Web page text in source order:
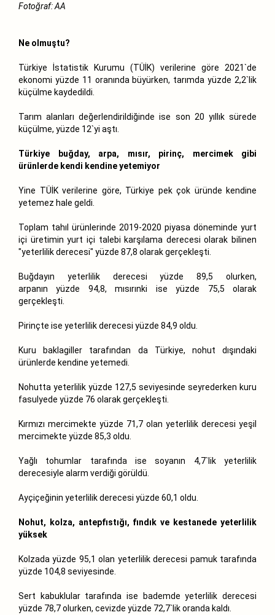
Fotoğraf: AA
Ne olmuştu?
Türkiye İstatistik Kurumu (TÜİK) verilerine göre 2021`de
ekonomi yüzde 11 oranında büyürken, tarımda yüzde 2,2`lik
küçülme kaydedildi.
Tarım alanları değerlendirildiğinde ise son 20 yıllık sürede
küçülme, yüzde 12`yi aştı.
Türkiye buğday, arpa, mısır, pirinç, mercimek gibi
ürünlerde kendi kendine yetemiyor
Yine TÜİK verilerine göre, Türkiye pek çok üründe kendine
yetemez hale geldi.
Toplam tahıl ürünlerinde 2019-2020 piyasa döneminde yurt
içi üretimin yurt içi talebi karşılama derecesi olarak bilinen
"yeterlilik derecesi" yüzde 87,8 olarak gerçekleşti.
Buğdayın yeterlilik derecesi yüzde 89,5 olurken,
arpanın yüzde 94,8, mısırınki ise yüzde 75,5 olarak
gerçekleşti.
Pirinçte ise yeterlilik derecesi yüzde 84,9 oldu.
Kuru baklagiller tarafından da Türkiye, nohut dışındaki
ürünlerde kendine yetemedi.
Nohutta yeterlilik yüzde 127,5 seviyesinde seyrederken kuru
fasulyede yüzde 76 olarak gerçekleşti.
Kırmızı mercimekte yüzde 71,7 olan yeterlilik derecesi yeşil
mercimekte yüzde 85,3 oldu.
Yağlı tohumlar tarafında ise soyanın 4,7`lik yeterlilik
derecesiyle alarm verdiği görüldü.
Ayçiçeğinin yeterlilik derecesi yüzde 60,1 oldu.
Nohut, kolza, antepfıstığı, fındık ve kestanede yeterlilik
yüksek
Kolzada yüzde 95,1 olan yeterlilik derecesi pamuk tarafında
yüzde 104,8 seviyesinde.
Sert kabuklular tarafında ise bademde yeterlilik derecesi
yüzde 78,7 olurken, cevizde yüzde 72,7`lik oranda kaldı.